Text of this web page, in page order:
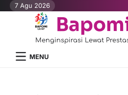
Skip7 Agu 2026
Menginspirasi Lewat
MENU